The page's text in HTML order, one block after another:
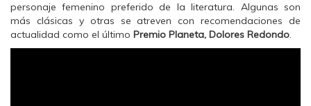
personaje femenino preferido de la literatura. Algunas son
más clásicas y otras se atreven con recomendaciones de
actualidad como el último Premio Planeta, Dolores Redondo.